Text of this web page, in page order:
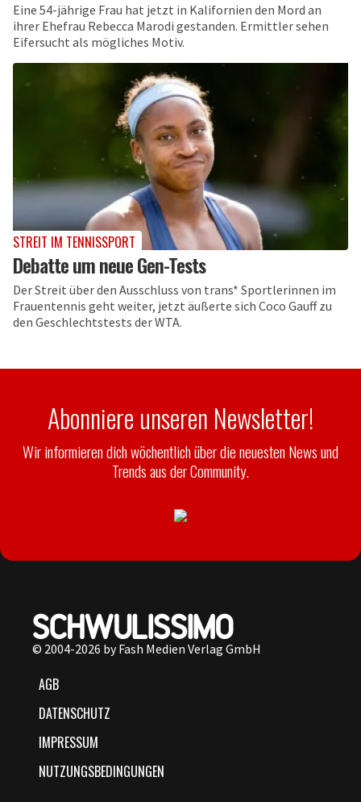
Eine 54-jährige Frau hat jetzt in Kalifornien den Mord an
ihrer Ehefrau Rebecca Marodi gestanden. Ermittler sehen
Eifersucht als mögliches Motiv.
STREIT IM TENNISSPORT
Debatte um neue Gen-Tests
Der Streit über den Ausschluss von trans* Sportlerinnen im
Frauentennis geht weiter, jetzt äußerte sich Coco Gauff zu
den Geschlechtstests der WTA.
Abonniere unseren Newsletter!
Wir informieren dich wöchentlich über die neuesten News und
Trends aus der Community.
© 2004-2026 by Fash Medien Verlag GmbH
AGB
DATENSCHUTZ
IMPRESSUM
NUTZUNGSBEDINGUNGEN